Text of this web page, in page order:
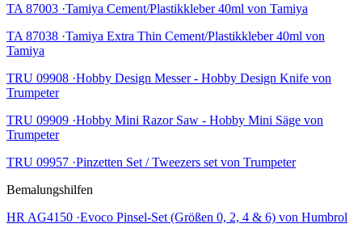
TA 87003 ·Tamiya Cement/Plastikkleber 40ml von Tamiya
TA 87038 ·Tamiya Extra Thin Cement/Plastikkleber 40ml von
Tamiya
TRU 09908 ·Hobby Design Messer - Hobby Design Knife von
Trumpeter
TRU 09909 ·Hobby Mini Razor Saw - Hobby Mini Säge von
Trumpeter
TRU 09957 ·Pinzetten Set / Tweezers set von Trumpeter
Bemalungshilfen
HR AG4150 ·Evoco Pinsel-Set (Größen 0, 2, 4 & 6) von Humbrol